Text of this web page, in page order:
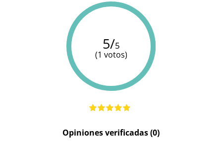
5/5
(1 votos)
Opiniones verificadas (0)